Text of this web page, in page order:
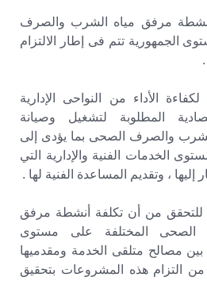
مرفق مياه الشرب والصرف
الجمهورية تتم فى إطار الالتزام
الأداء من النواحى الإدارية
المطلوبة لتشغيل وصيانة
والصرف الصحى بما يؤدى إلى
الخدمات الفنية والإدارية التي
، وتقديم المساعدة الفنية لها .
للتحقق من أن تكلفة أنشطة مرفق
المختلفة على مستوى
بين مصالح متلقى الخدمة ومقدميها
من التزام هذه المشروعات بتحقيق